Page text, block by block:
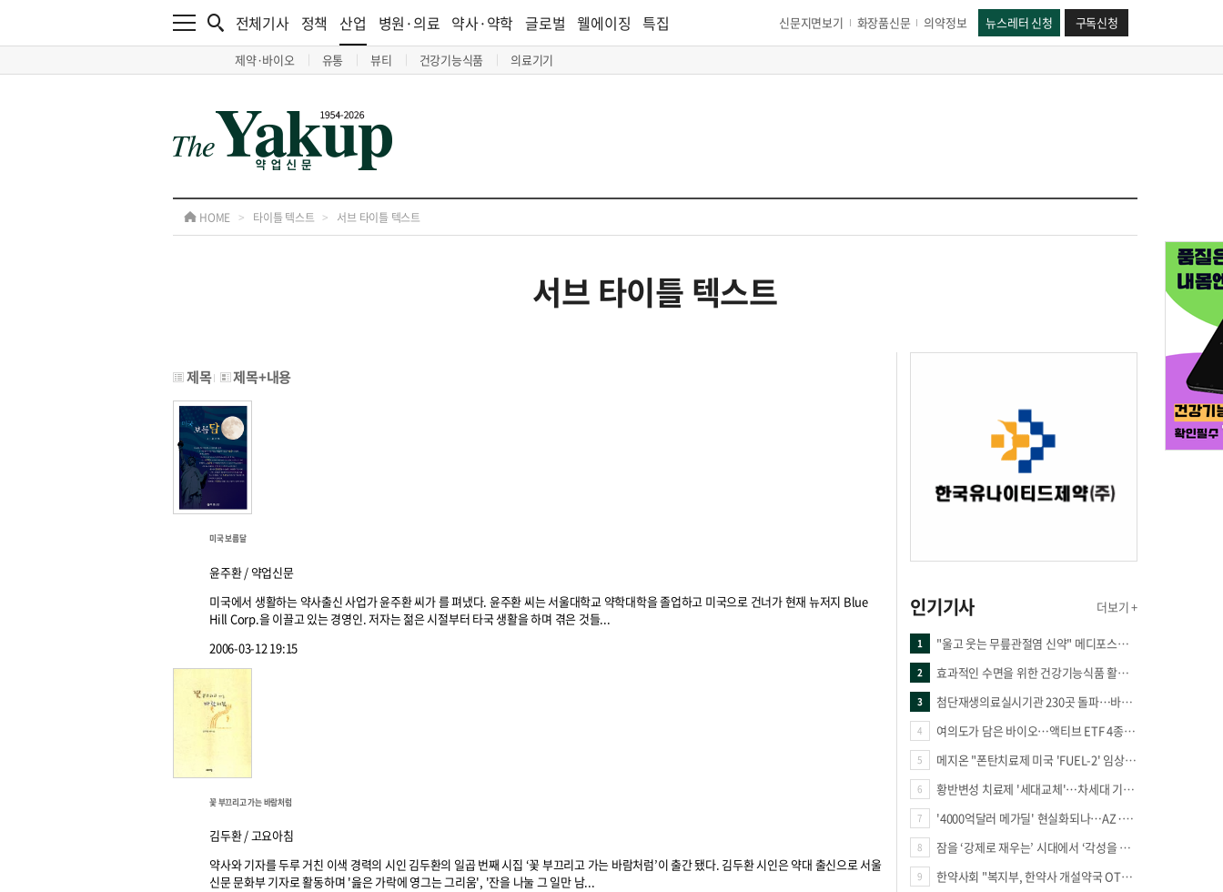
전체기사 정책 산업
제약·바이오 유통 뷰티 건강기능식품 의료기기
병원·의료 약사·약학 글로벌 웰에이징 특집 신문지면보기 화장품신문 의약정보 뉴스레터 신청 구독신청
HOME > 타이틀 텍스트 > 서브 타이틀 텍스트
서브 타이틀 텍스트
제목 제목+내용
미국 보름달
윤주환 / 약업신문
미국에서 생활하는 약사출신 사업가 윤주환 씨가 를 펴냈다. 윤주환 씨는 서울대학교 약학대학을 졸업하고 미국으로 건너가 현재 뉴저지 Blue
Hill Corp.을 이끌고 있는 경영인. 저자는 젊은 시절부터 타국 생활을 하며 겪은 것들...
2006-03-12 19:15
꽃 부끄리고 가는 바람처럼
김두환 / 고요아침
약사와 기자를 두루 거친 이색 경력의 시인 김두환의 일곱 번째 시집 ‘꽃 부끄리고 가는 바람처럼’이 출간 됐다. 김두환 시인은 약대 출신으로 서울
신문 문화부 기자로 활동하며 '읊은 가락에 영그는 그리움', '잔을 나눌 그 일만 남...
인기기사 더보기 +
1 "울고 웃는 무릎관절염 신약" 메디포스트·강스템·네이처셀 전진, 코오롱티슈진 반전 과제
2 효과적인 수면을 위한 건강기능식품 활용법
3 첨단재생의료실시기관 230곳 돌파…바이오 새 시장 꿈틀
4 여의도가 담은 바이오…액티브 ETF 4종의 선택은
5 메지온 "폰탄치료제 미국 'FUEL-2' 임상 프로토콜 영국 승인"
6 황반변성 치료제 '세대교체'…차세대 기전 경쟁 본격화
7 '4000억달러 메가딜' 현실화되나…AZ·BMS 합병설에 글로벌 제약업계 촉각
8 잠을 ‘강제로 재우는’ 시대에서 ‘각성을 낮추는’ 시대로
9 한약사회 "복지부, 한약사 개설약국 OTC 공급 방해 더는 방관 말아야"